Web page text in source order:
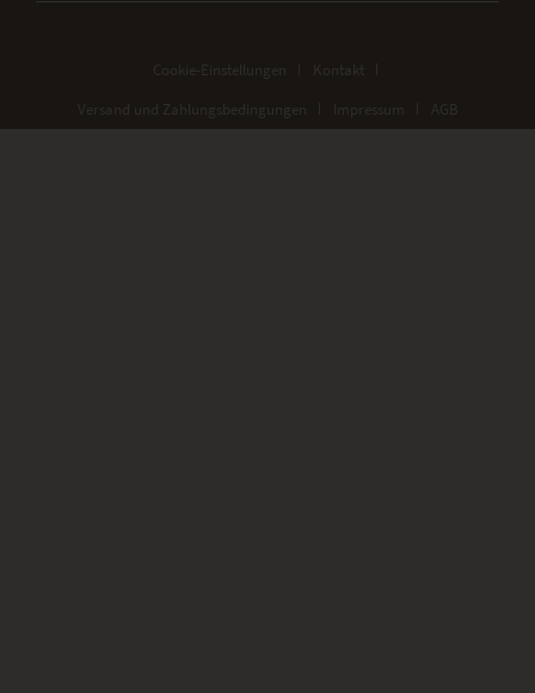
Cookie-Einstellungen
Kontakt
Versand und Zahlungsbedingungen
Impressum AGB